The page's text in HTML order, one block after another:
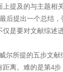
提及的与主题相
最后提出一个总结
仅是要对文献综述
尔所提的五步文
距离。难的是第4